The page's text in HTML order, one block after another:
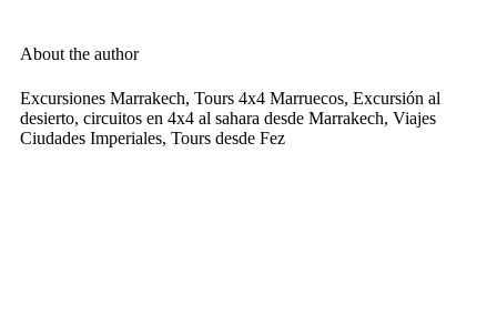
About the author
Excursiones Marrakech, Tours 4x4 Marruecos, Excursión al
desierto, circuitos en 4x4 al sahara desde Marrakech, Viajes
Ciudades Imperiales, Tours desde Fez